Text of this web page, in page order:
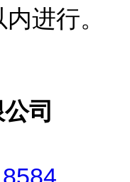
进行。
司